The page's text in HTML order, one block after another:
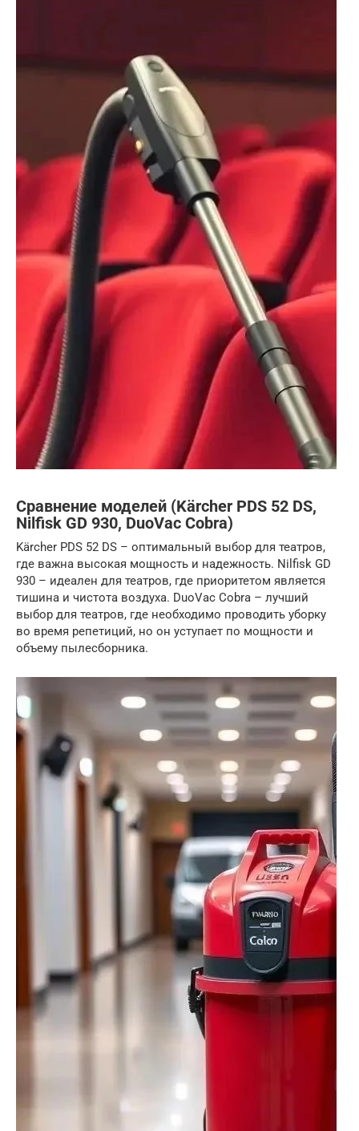
Сравнение моделей (Kärcher PDS 52 DS,
Nilfisk GD 930, DuoVac Cobra)
Kärcher PDS 52 DS – оптимальный выбор для театров,
где важна высокая мощность и надежность. Nilfisk GD
930 – идеален для театров, где приоритетом является
тишина и чистота воздуха. DuoVac Cobra – лучший
выбор для театров, где необходимо проводить уборку
во время репетиций, но он уступает по мощности и
объему пылесборника.